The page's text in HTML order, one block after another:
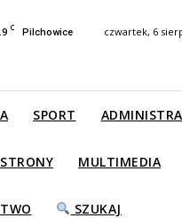
C Pilchowice czwartek, 6
SPORT
MULTIMEDIA
SZUKAJ